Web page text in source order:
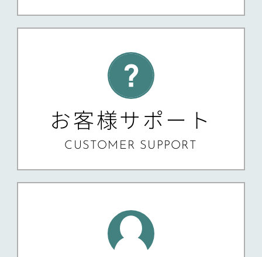
お客様サポート
CUSTOMER SUPPORT